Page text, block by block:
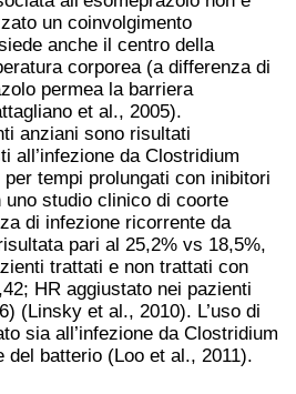
un coinvolgimento
anche il centro della
corporea (a differenza di
permea la barriera
et al., 2005).
anziani sono risultati
all’infezione da Clostridium
tempi prolungati con inibitori
studio clinico di coorte
di infezione ricorrente da
pari al 25,2% vs 18,5%,
trattati e non trattati con
HR aggiustato nei pazienti
(Linsky et al., 2010). L’uso di
sia all’infezione da Clostridium
del batterio (Loo et al., 2011).